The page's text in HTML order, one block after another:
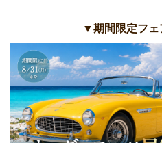
▼期間限定フェ